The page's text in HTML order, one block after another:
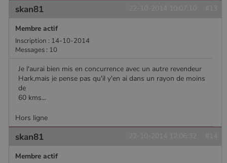
skan81
Membre actif
Inscription : 14-10-2014
Messages : 10
Je l'aurai bien mis en concurrence avec un autre revendeur
Hark,mais je pense pas qu'il y'en ai dans un rayon de moins
de
60 kms...
Hors ligne
skan81
Membre actif